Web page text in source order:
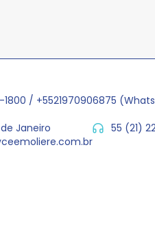
1800 / +5521970906875
de Janeiro
55 (21)